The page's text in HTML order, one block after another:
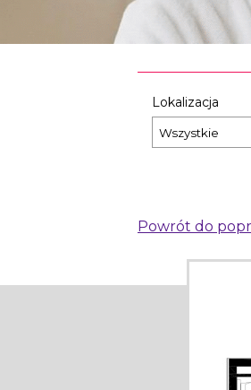
Lokalizacja
Powrót do